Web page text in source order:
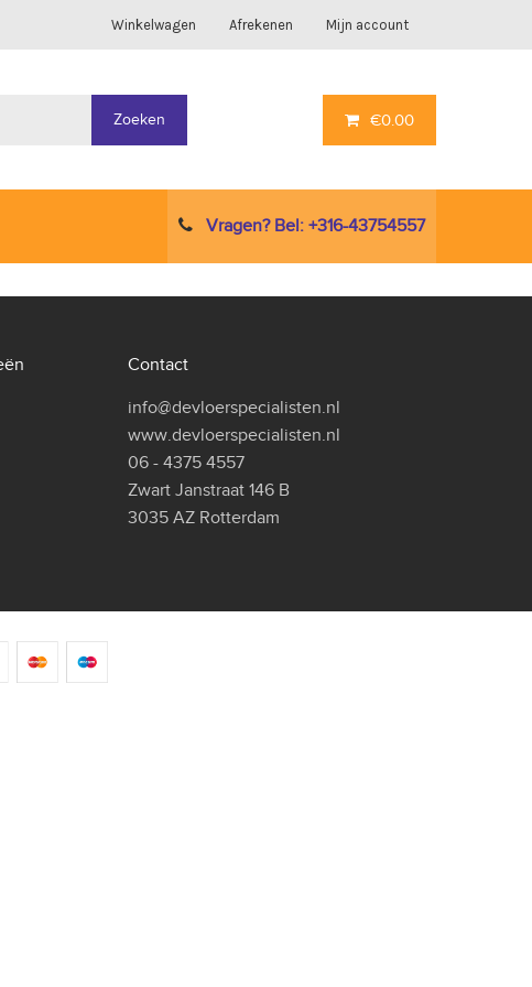
Winkelwagen Afrekenen Mijn account
Zoeken €0.00
Vragen? Bel: +316-43754557
Contact
info@devloerspecialisten.nl
www.devloerspecialisten.nl
06 - 4375 4557
Zwart Janstraat 146 B
3035 AZ Rotterdam